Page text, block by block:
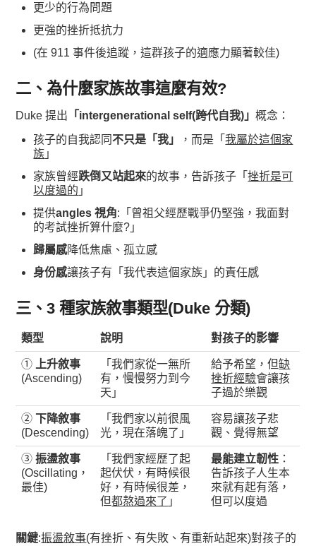
更少的行為問題
更強的挫折抵抗力
(在 911 事件後追蹤，這群孩子的適應力顯著較佳)
二、為什麼家族故事這麼有效?
Duke 提出 「intergenerational self(跨代自我)」概念：
孩子的自我認同不只是「我」 ，而是「我屬於這個家
族 」
家族曾經跌倒又站起來的故事，告訴孩子「挫折是可
以度過的 」
提供angles 視角:「曾祖父經歷戰爭仍堅強，我面對
的考試挫折算什麼?」
歸屬感降低焦慮、孤立感
身份感讓孩子有「我代表這個家族」的責任感
三、3 種家族敘事類型(Duke 分類)
類型 說明 對孩子的影響
①
上升敘事
(Ascending)
「我們家從一無所
有，慢慢努力到今
天」
給予希望，但缺
挫折經驗會讓孩
子過於樂觀
②下降敘事
(Descending)
「我們家以前很風
光，現在落魄了」
容易讓孩子悲
觀、覺得無望
③振盪敘事
(Oscillating，
最佳)
「我們家經歷了起
起伏伏，有時候很
好，有時候很差，
但都熬過來了 」
最能建立韌性 ：
告訴孩子人生本
來就有起有落，
但可以度過
關鍵:振盪敘事(有挫折、有失敗、有重新站起來)對孩子的